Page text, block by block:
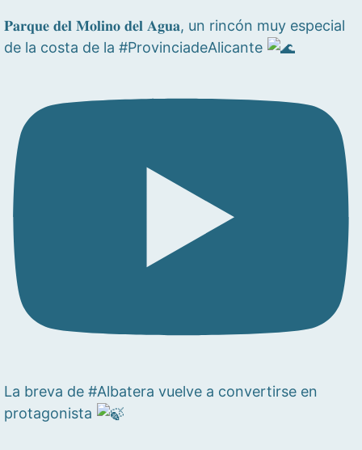
𝐏𝐚𝐫𝐪𝐮𝐞 𝐝𝐞𝐥 𝐌𝐨𝐥𝐢𝐧𝐨 𝐝𝐞𝐥 𝐀𝐠𝐮𝐚, un rincón muy especial
de la costa de la #ProvinciadeAlicante
La breva de #Albatera vuelve a convertirse en
protagonista